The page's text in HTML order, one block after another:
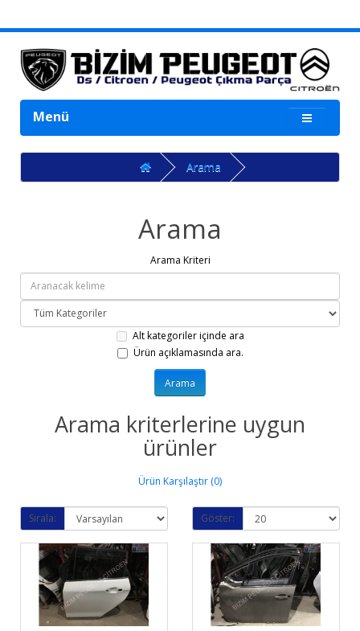
Menü
Arama
Arama
Arama Kriteri
Alt kategoriler içinde ara
Ürün açıklamasında ara.
Arama kriterlerine uygun
ürünler
Ürün Karşılaştır (0)
Sırala: Göster: